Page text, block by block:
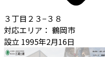
３丁目２３−３８
対応エリア： 鶴岡市
設立 1995年2月16日